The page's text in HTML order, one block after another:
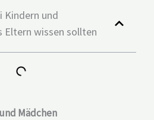
Kindern und
Eltern wissen sollten
Mädchen